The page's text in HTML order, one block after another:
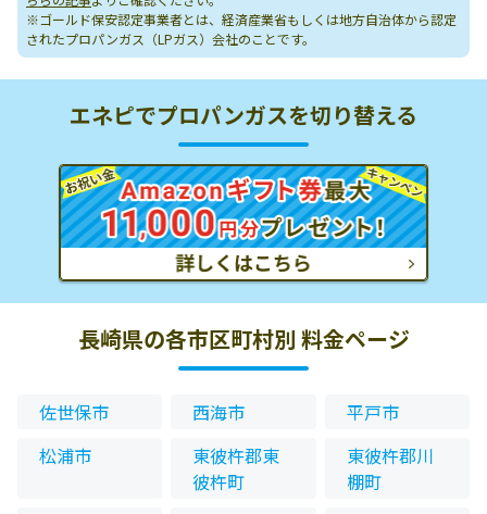
※ゴールド保安認定事業者とは、経済産業省もしくは地方自治体から認定
されたプロパンガス（LPガス）会社のことです。
エネピでプロパンガスを切り替える
長崎県の各市区町村別 料金ページ
佐世保市 西海市
平戸市
松浦市
東彼杵郡東
彼杵町
東彼杵郡川
棚町